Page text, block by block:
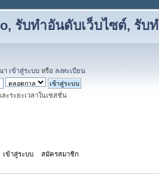
รับทำอันดับเว็บไซต์, รับ
า เข้าสู่ระบบ หรือ ลงทะเบียน
ะระยะเวลาในเซสชั่น
เข้าสู่ระบบ สมัครสมาชิก